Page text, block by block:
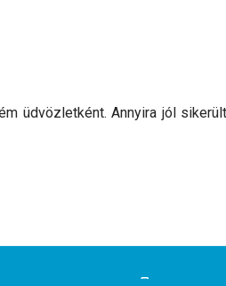
üdvözletként. Annyira jól